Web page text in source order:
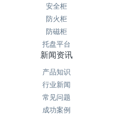
安全柜
防火柜
防磁柜
托盘平台
新闻资讯
产品知识
行业新闻
常见问题
成功案例